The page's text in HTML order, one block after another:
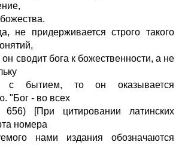
не придерживается строго такого
сводит бога к божественности, а не
с бытием, то он оказывается
"Бог - во всех
[При цитировании латинских
номера
нами издания обозначаются